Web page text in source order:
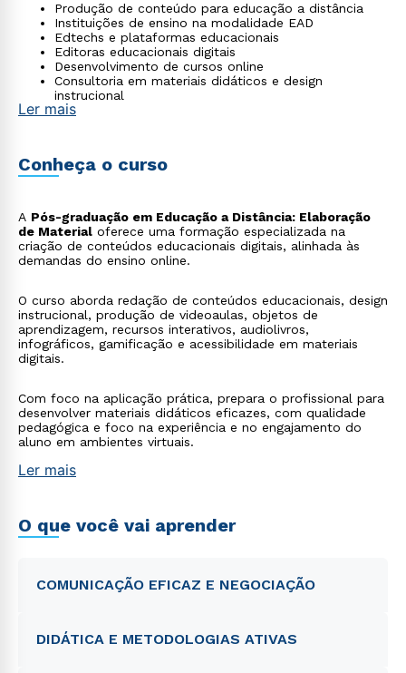
Produção de conteúdo para educação a distância
Instituições de ensino na modalidade EAD
Edtechs e plataformas educacionais
Editoras educacionais digitais
Desenvolvimento de cursos online
Consultoria em materiais didáticos e design
instrucional
Ler mais
Conheça o curso
A Pós-graduação em Educação a Distância: Elaboração
de Material oferece uma formação especializada na
criação de conteúdos educacionais digitais, alinhada às
demandas do ensino online.
O curso aborda redação de conteúdos educacionais, design
instrucional, produção de videoaulas, objetos de
aprendizagem, recursos interativos, audiolivros,
infográficos, gamificação e acessibilidade em materiais
digitais.
Com foco na aplicação prática, prepara o profissional para
desenvolver materiais didáticos eficazes, com qualidade
pedagógica e foco na experiência e no engajamento do
aluno em ambientes virtuais.
Ler mais
O que você vai aprender
COMUNICAÇÃO EFICAZ E NEGOCIAÇÃO
DIDÁTICA E METODOLOGIAS ATIVAS